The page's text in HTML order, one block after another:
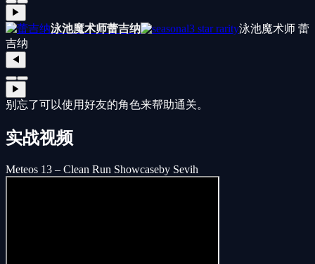
▶
泳池魔术师蕾吉纳 3 star rarity泳池魔术师 蕾
吉纳
◀
▶
别忘了可以使用好友的角色来帮助通关。
实战视频
Meteos 13 – Clean Run Showcaseby Sevih